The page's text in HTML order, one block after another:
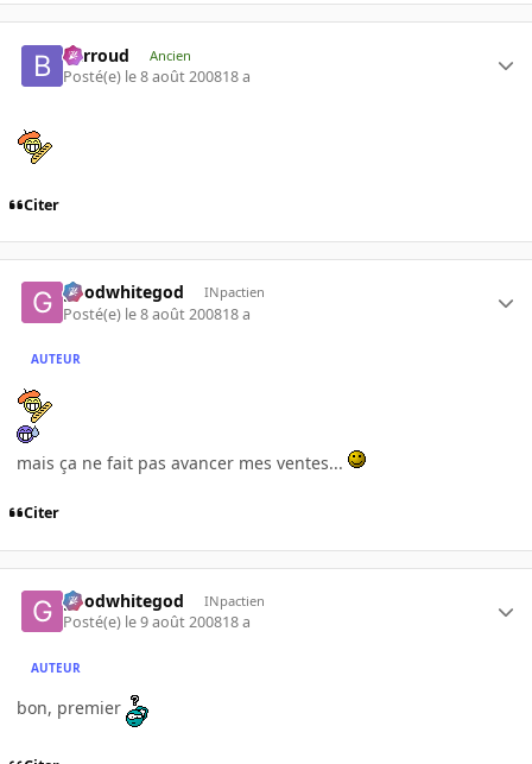
Barroud Ancien
Posté(e) le 8 août 200818 a
Citer
goodwhitegod INpactien
Posté(e) le 8 août 200818 a
AUTEUR
mais ça ne fait pas avancer mes ventes...
Citer
goodwhitegod INpactien
Posté(e) le 9 août 200818 a
AUTEUR
bon, premier